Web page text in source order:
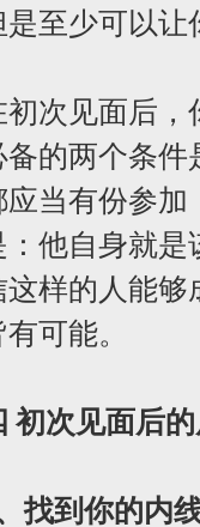
是至少可以让
初次见面后，
备的两个条
应当有份参加
：他自身就是
这样的人能够
有可能。
初次见面后
找到你的内